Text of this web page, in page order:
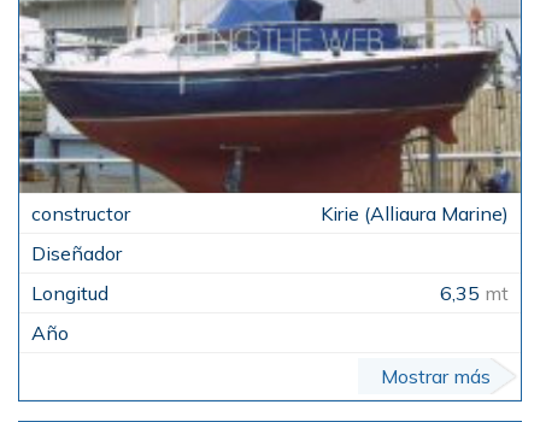
Kirie (Alliaura Marine)
6,35 mt
Mostrar más